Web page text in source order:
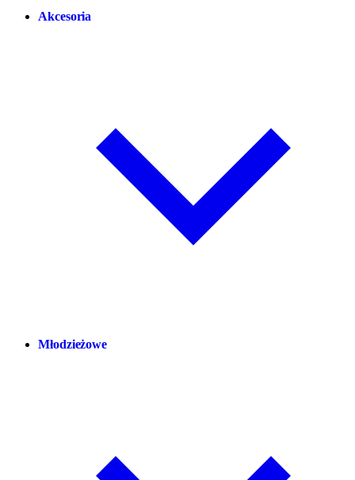
Akcesoria
Młodzieżowe